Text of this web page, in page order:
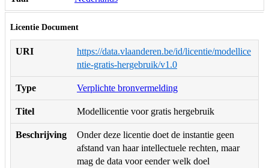
Licentie Document
URI
https://data.vlaanderen.be/id/licentie/modellice
ntie-gratis-hergebruik/v1.0
Type Verplichte bronvermelding
Titel Modellicentie voor gratis hergebruik
Beschrijving
Onder deze licentie doet de instantie geen
afstand van haar intellectuele rechten, maar
mag de data voor eender welk doel